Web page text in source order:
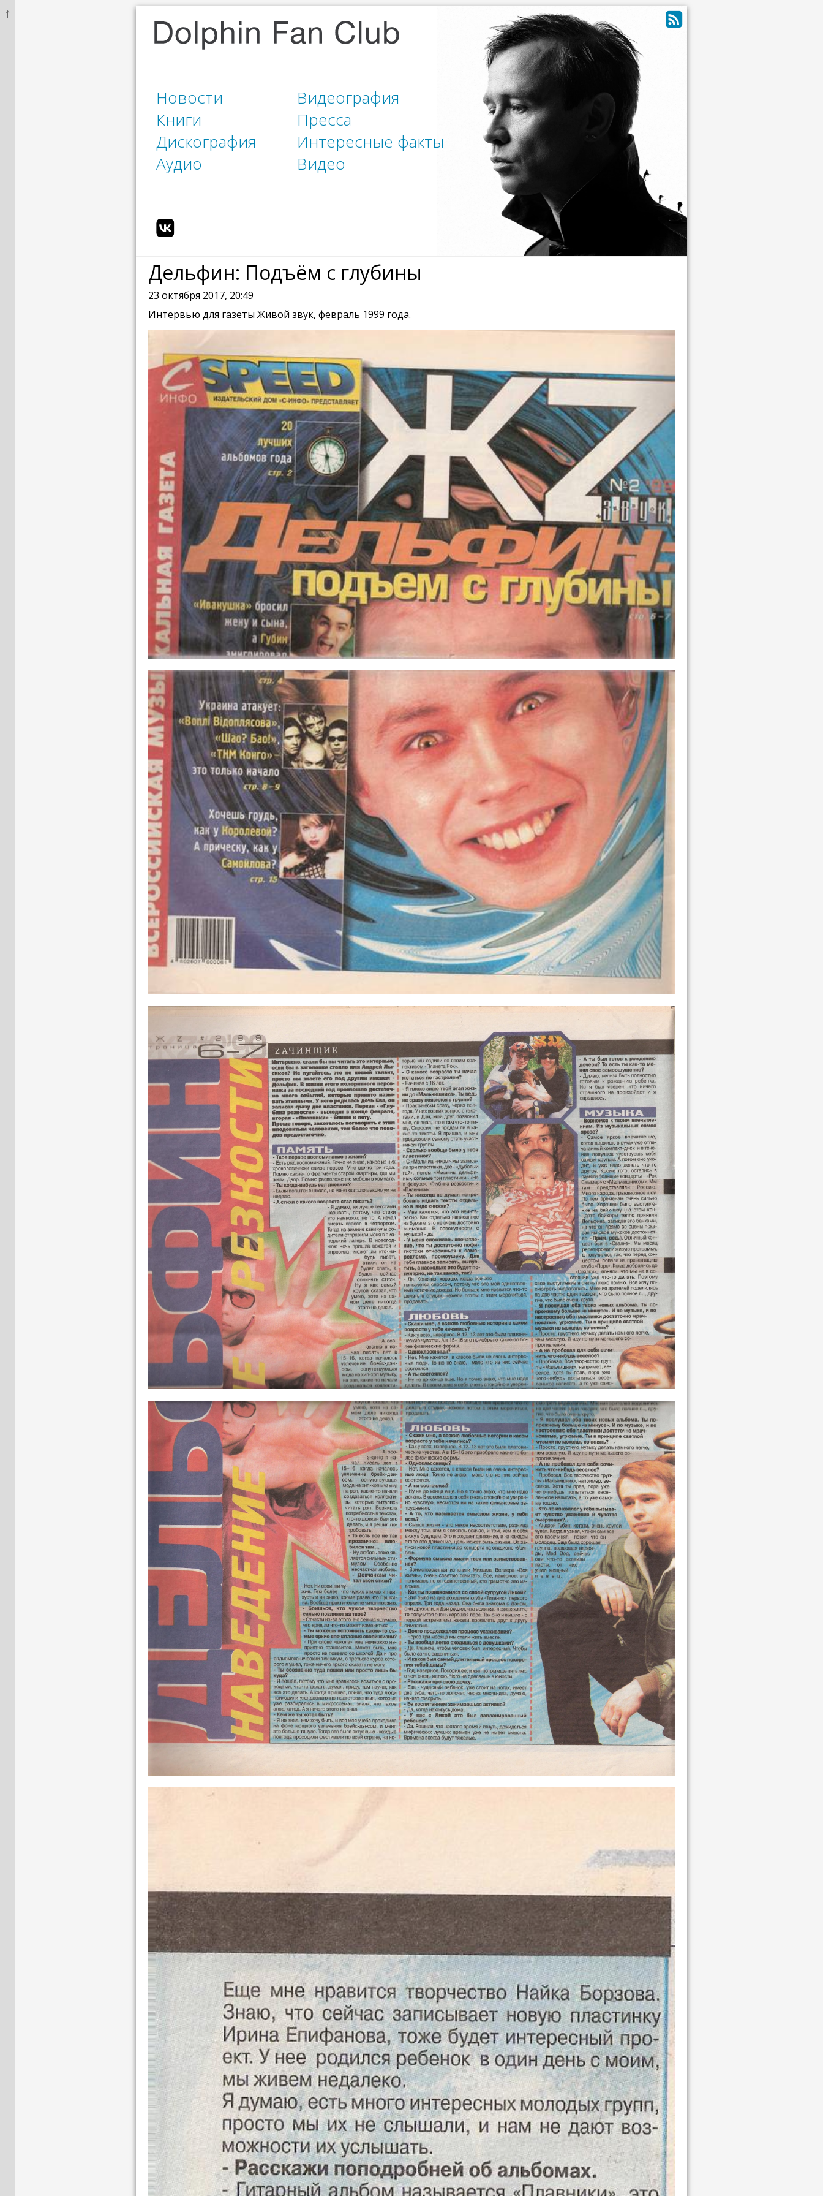
↑
Новости
Книги
Дискография
Аудио
Видеография
Пресса
Интересные факты
Видео
Дельфин: Подъём с глубины
23 октября 2017, 20:49
Интервью для газеты Живой звук, февраль 1999 года.